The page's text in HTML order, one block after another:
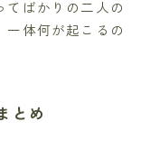
てばかりの二人の
一体何が起こるの
とめ